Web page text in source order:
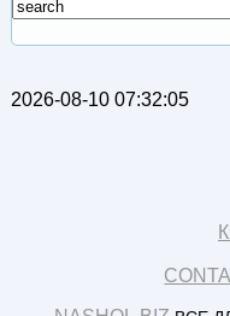
2026-08-10 07:32:05